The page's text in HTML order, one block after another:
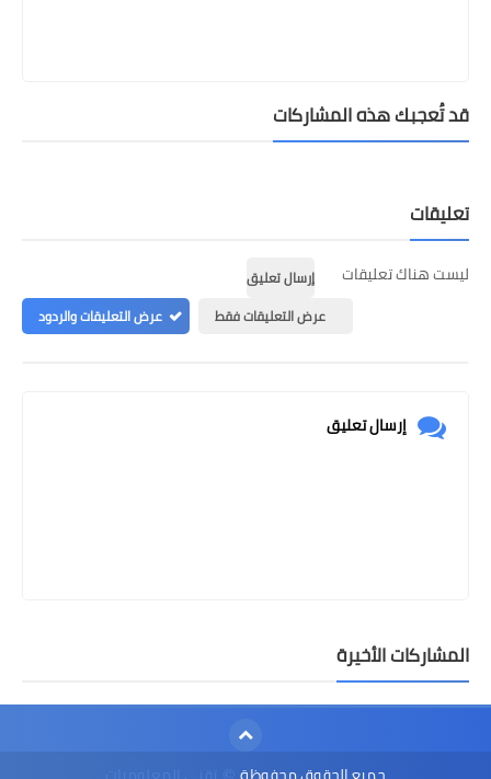
قد تُعجبك هذه المشاركات
تعليقات
ليست هناك تعليقات
إرسال تعليق
عرض التعليقات فقط
عرض التعليقات والردود
إرسال تعليق
المشاركات الأخيرة